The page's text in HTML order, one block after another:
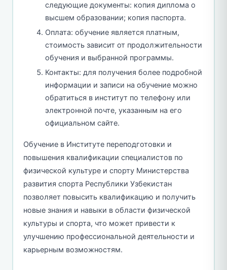
следующие документы: копия диплома о
высшем образовании; копия паспорта.
Оплата: обучение является платным,
стоимость зависит от продолжительности
обучения и выбранной программы.
Контакты: для получения более подробной
информации и записи на обучение можно
обратиться в институт по телефону или
электронной почте, указанным на его
официальном сайте.
Обучение в Институте переподготовки и
повышения квалификации специалистов по
физической культуре и спорту Министерства
развития спорта Республики Узбекистан
позволяет повысить квалификацию и получить
новые знания и навыки в области физической
культуры и спорта, что может привести к
улучшению профессиональной деятельности и
карьерным возможностям.